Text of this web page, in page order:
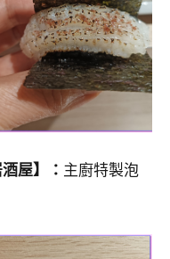
屋】： 主廚特製泡